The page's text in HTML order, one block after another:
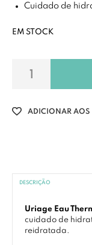
Cuidado de
EM STOCK
ADICIONAR AOS
DESCRIÇÃO
Uriage Eau
cuidado de
reidratada.